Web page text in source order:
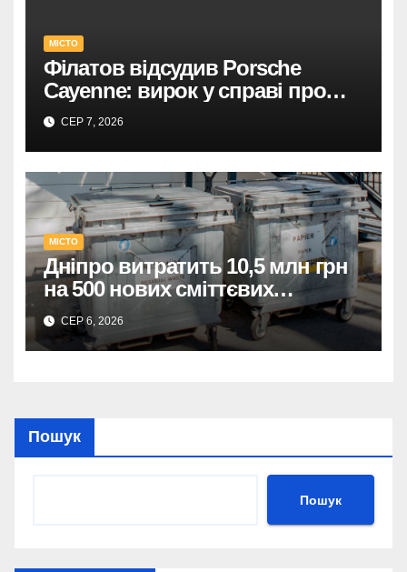
договором на
відеоспостереження після
зірваних торгів.
Дніпро: 735 тис. на
відеоспостереження за прямим
договором після невдалих
торгів.
МІСТО
Філатов відсудив Porsche
Cayenne: вирок у справі про
фейк.
СЕР 7, 2026
МІСТО
Дніпро витратить 10,5 млн грн
на 500 нових сміттєвих
контейнерів.
СЕР 6, 2026
Пошук
Пошук